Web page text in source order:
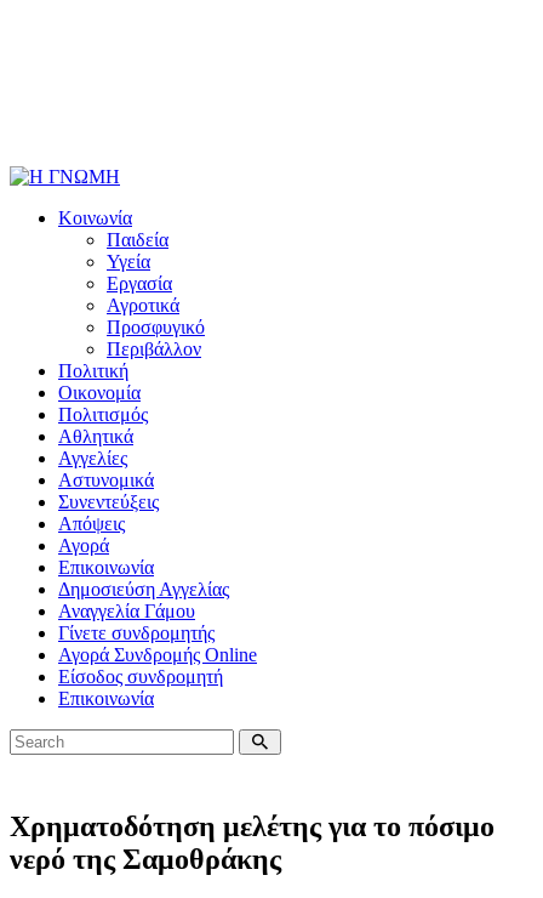
Κοινωνία
Παιδεία
Υγεία
Εργασία
Αγροτικά
Προσφυγικό
Περιβάλλον
Πολιτική
Οικονομία
Πολιτισμός
Αθλητικά
Αγγελίες
Αστυνομικά
Συνεντεύξεις
Απόψεις
Αγορά
Επικοινωνία
Δημοσιεύση Αγγελίας
Αναγγελία Γάμου
Γίνετε συνδρομητής
Αγορά Συνδρομής Online
Είσοδος συνδρομητή
Επικοινωνία
Χρηματοδότηση μελέτης για το πόσιμο
νερό της Σαμοθράκης